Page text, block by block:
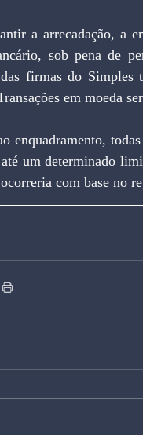
sob pena de
firmas do Simples
em moeda
um determinado
com base no